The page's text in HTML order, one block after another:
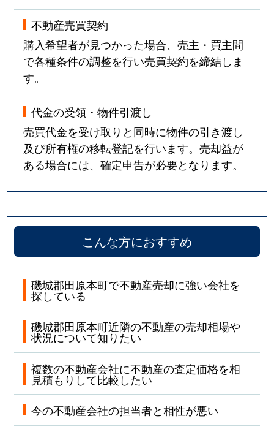
不動産売買契約
購入希望者が見つかった場合、売主・買主間
で各種条件の調整を行い売買契約を締結しま
す。
代金の受領・物件引渡し
売買代金を受け取りと同時に物件の引き渡し
及び所有権の移転登記を行います。売却益が
ある場合には、確定申告が必要となります。
こんな方におすすめ
磯城郡田原本町で不動産売却に強い会社を
探している
磯城郡田原本町近隣の不動産の売却相場や
状況について知りたい
複数の不動産会社に不動産の査定価格を相
見積もりして比較したい
今の不動産会社の担当者と相性が悪い